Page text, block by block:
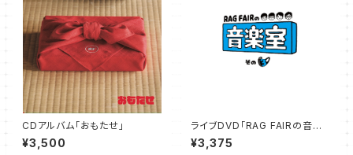
CDアルバム「おもたせ」
¥3,500
ライブDVD「RAG FAIRの音楽
室その3」25%オフSALE
¥3,375